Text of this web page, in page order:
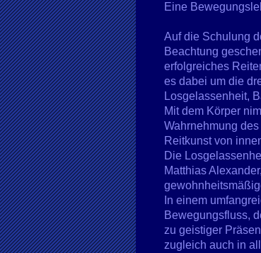
Eine
Auf die Schulung
Beachtung
erfolgreiches
es dabei um die
Losgelassenheit,
Mit dem Körper
Wahrnehmung
Reitkunst von
Die
Matthias
In einem
Bewegungsfluss,
zu geistiger
zugleich auch in